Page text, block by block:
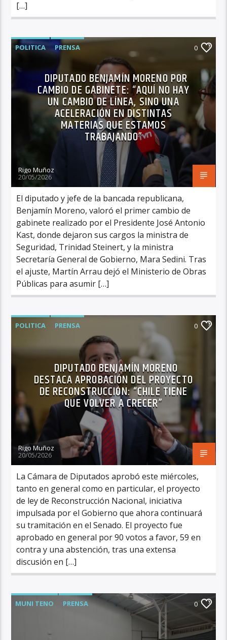
[…]
POLITICA PRENSA 0
DIPUTADO BENJAMÍN MORENO POR
CAMBIO DE GABINETE: “AQUÍ NO HAY
UN CAMBIO DE LÍNEA, SINO UNA
ACELERACIÓN EN DISTINTAS
MATERIAS QUE ESTAMOS
TRABAJANDO”
Rigo Muñoz
20/05/2026
El diputado y jefe de la bancada republicana,
Benjamín Moreno, valoró el primer cambio de
gabinete realizado por el Presidente José Antonio
Kast, donde dejaron sus cargos la ministra de
Seguridad, Trinidad Steinert, y la ministra
Secretaría General de Gobierno, Mara Sedini. Tras
el ajuste, Martín Arrau dejó el Ministerio de Obras
Públicas para asumir […]
POLITICA PRENSA 0
DIPUTADO BENJAMÍN MORENO
DESTACA APROBACIÓN DEL PROYECTO
DE RECONSTRUCCIÓN: “CHILE TIENE
QUE VOLVER A CRECER”
Rigo Muñoz
20/05/2026
La Cámara de Diputados aprobó este miércoles,
tanto en general como en particular, el proyecto
de ley de Reconstrucción Nacional, iniciativa
impulsada por el Gobierno que ahora continuará
su tramitación en el Senado. El proyecto fue
aprobado en general por 90 votos a favor, 59 en
contra y una abstención, tras una extensa
discusión en […]
MUNI TENO PRENSA 0